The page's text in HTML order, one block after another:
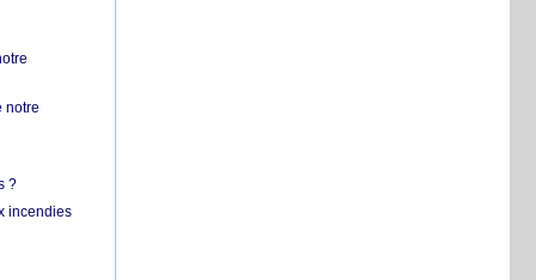
notre
?
incendies